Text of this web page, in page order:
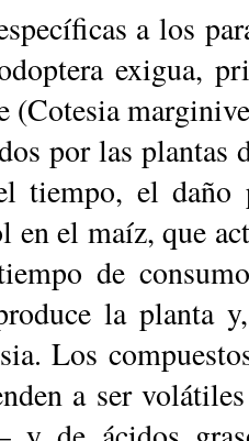
a los
exigua,
(Cotesia
por las plantas
tiempo, el
en el maíz, que
de
la planta
Los
a ser